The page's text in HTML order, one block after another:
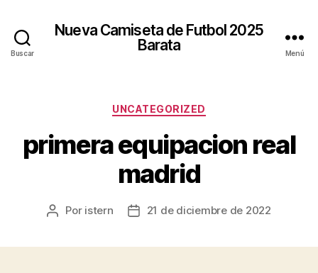
Buscar
Nueva Camiseta de Futbol 2025
Barata
Menú
Categorías
UNCATEGORIZED
primera equipacion real
madrid
Autor
Por istern
Fecha21 de diciembre de 2022